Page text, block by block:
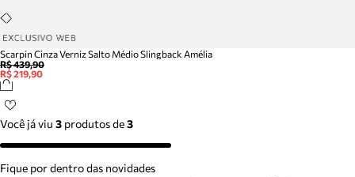
Scarpin Cinza Verniz Salto Médio Slingback Amélia
R$ 439,90
R$ 219,90
Você já viu 3 produtosde3
Fique por dentro das novidades